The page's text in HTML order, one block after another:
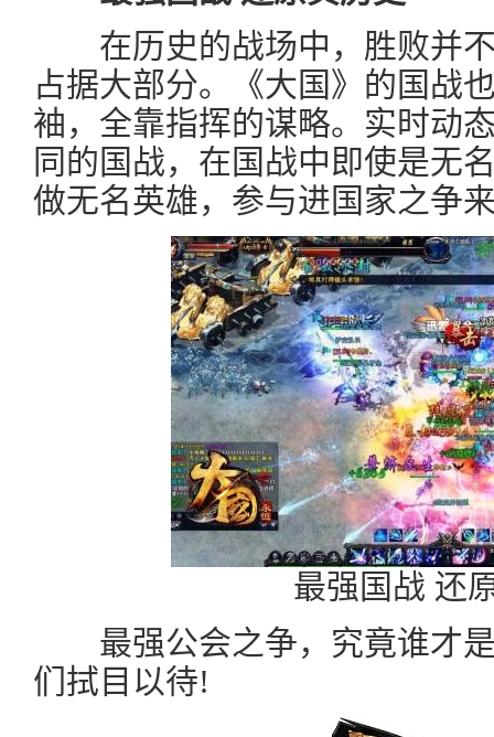
在历史的战场中，胜败并不
占据大部分。《大国》的国战
袖，全靠指挥的谋略。实时动
同的国战，在国战中即使是无
做无名英雄，参与进国家之争
最强国战 还
最强公会之争，究竟谁才是
们拭目以待!